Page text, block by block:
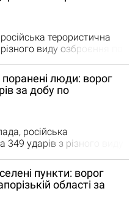
12 авіаційних ударів
терористична
виду озброєння по
авіаційних ударів по
Новопавлівці. З
вогню окупанти п’ять
Новоданилівки
люди: ворог
за добу по
російська
ударів з різного виду
зруйновано та
об’єктів
росіяни завдали
пункти: ворог
області за